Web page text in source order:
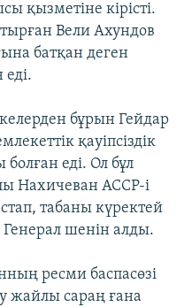
қызметіне кірісті.
Вели Ахундов
батқан деген
бұрын Гейдар
қауіпсіздік
еді. Ол бұл
Нахичеван АССР-і
табаны күректей
шенін алды.
ресми баспасөзі
жайлы сараң ғана